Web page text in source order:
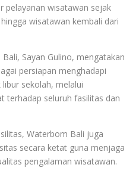
pelayanan wisatawan sejak
wisatawan kembali dari
Sayan Gulino, mengatakan
persiapan menghadapi
sekolah, melalui
terhadap seluruh fasilitas dan
Waterbom Bali juga
secara ketat guna menjaga
pengalaman wisatawan.